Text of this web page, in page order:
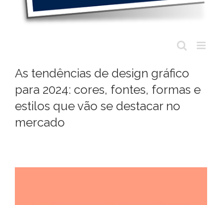
As tendências de design gráfico
para 2024: cores, fontes, formas e
estilos que vão se destacar no
mercado